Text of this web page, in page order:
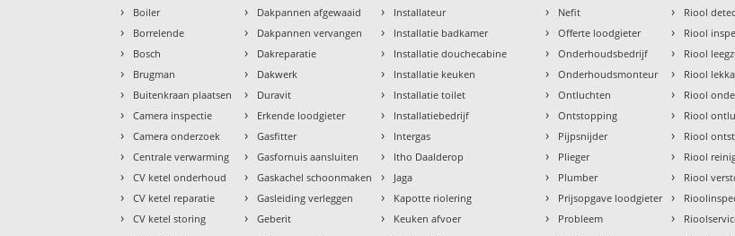
› Boiler
› Borrelende
› Bosch
› Brugman
› Buitenkraan plaatsen
› Camera inspectie
› Camera onderzoek
› Centrale verwarming
› CV ketel onderhoud
› CV ketel reparatie
› CV ketel storing
› Dakpannen afgewaaid
› Dakpannen vervangen
› Dakreparatie
› Dakwerk
› Duravit
› Erkende loodgieter
› Gasfitter
› Gasfornuis aansluiten
› Gaskachel schoonmaken
› Gasleiding verleggen
› Geberit
› Installateur
› Installatie badkamer
› Installatie douchecabine
› Installatie keuken
› Installatie toilet
› Installatiebedrijf
› Intergas
› Itho Daalderop
› Jaga
› Kapotte riolering
› Keuken afvoer
› Nefit
› Offerte loodgieter
› Onderhoudsbedrijf
› Onderhoudsmonteur
› Ontluchten
› Ontstopping
› Pijpsnijder
› Plieger
› Plumber
› Prijsopgave loodgieter
› Probleem
› Riool
› Riool
› Riool
› Riool
› Riool
› Riool
› Riool
› Riool
› Riool
›
›